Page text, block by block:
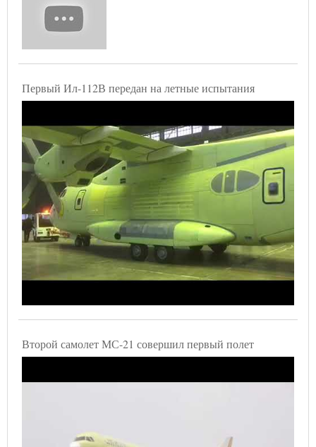
Первый Ил-112В передан на летные испытания
Второй самолет МС-21 совершил первый полет